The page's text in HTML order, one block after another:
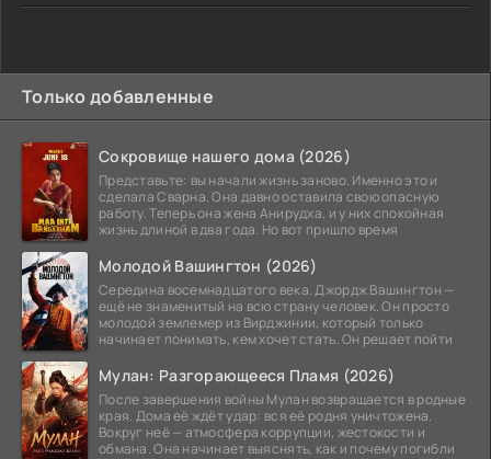
Только добавленные
Сокровище нашего дома (2026)
Представьте: вы начали жизнь заново. Именно это и
сделала Сварна. Она давно оставила свою опасную
работу. Теперь она жена Анирудха, и у них спокойная
жизнь длиной в два года. Но вот пришло время
Молодой Вашингтон (2026)
Середина восемнадцатого века. Джордж Вашингтон —
ещё не знаменитый на всю страну человек. Он просто
молодой землемер из Вирджинии, который только
начинает понимать, кем хочет стать. Он решает пойти
Мулан: Разгорающееся Пламя (2026)
После завершения войны Мулан возвращается в родные
края. Дома её ждёт удар: вся её родня уничтожена.
Вокруг неё — атмосфера коррупции, жестокости и
обмана. Она начинает выяснять, как и почему погибли